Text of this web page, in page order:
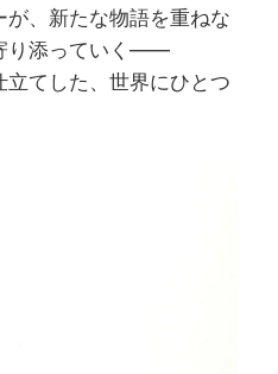
、新たな物語を重ねな
り添っていく——
てした、世界にひとつ